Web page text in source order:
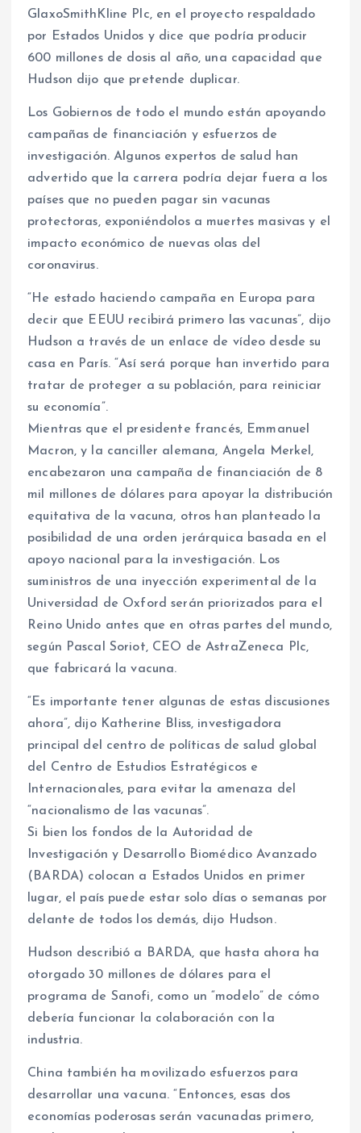
GlaxoSmithKline Plc, en el proyecto respaldado
por Estados Unidos y dice que podría producir
600 millones de dosis al año, una capacidad que
Hudson dijo que pretende duplicar.
Los Gobiernos de todo el mundo están apoyando
campañas de financiación y esfuerzos de
investigación. Algunos expertos de salud han
advertido que la carrera podría dejar fuera a los
países que no pueden pagar sin vacunas
protectoras, exponiéndolos a muertes masivas y el
impacto económico de nuevas olas del
coronavirus.
“He estado haciendo campaña en Europa para
decir que EEUU recibirá primero las vacunas”, dijo
Hudson a través de un enlace de vídeo desde su
casa en París. “Así será porque han invertido para
tratar de proteger a su población, para reiniciar
su economía”.
Mientras que el presidente francés, Emmanuel
Macron, y la canciller alemana, Angela Merkel,
encabezaron una campaña de financiación de 8
mil millones de dólares para apoyar la distribución
equitativa de la vacuna, otros han planteado la
posibilidad de una orden jerárquica basada en el
apoyo nacional para la investigación. Los
suministros de una inyección experimental de la
Universidad de Oxford serán priorizados para el
Reino Unido antes que en otras partes del mundo,
según Pascal Soriot, CEO de AstraZeneca Plc,
que fabricará la vacuna.
“Es importante tener algunas de estas discusiones
ahora”, dijo Katherine Bliss, investigadora
principal del centro de políticas de salud global
del Centro de Estudios Estratégicos e
Internacionales, para evitar la amenaza del
“nacionalismo de las vacunas”.
Si bien los fondos de la Autoridad de
Investigación y Desarrollo Biomédico Avanzado
(BARDA) colocan a Estados Unidos en primer
lugar, el país puede estar solo días o semanas por
delante de todos los demás, dijo Hudson.
Hudson describió a BARDA, que hasta ahora ha
otorgado 30 millones de dólares para el
programa de Sanofi, como un “modelo” de cómo
debería funcionar la colaboración con la
industria.
China también ha movilizado esfuerzos para
desarrollar una vacuna. “Entonces, esas dos
economías poderosas serán vacunadas primero,